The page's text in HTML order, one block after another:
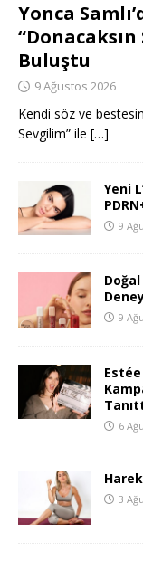
Yonca
Buluştu
9 Ağustos 2026
Kendi söz ve
Sevgilim” ile […]
Yeni
9
9
6
3